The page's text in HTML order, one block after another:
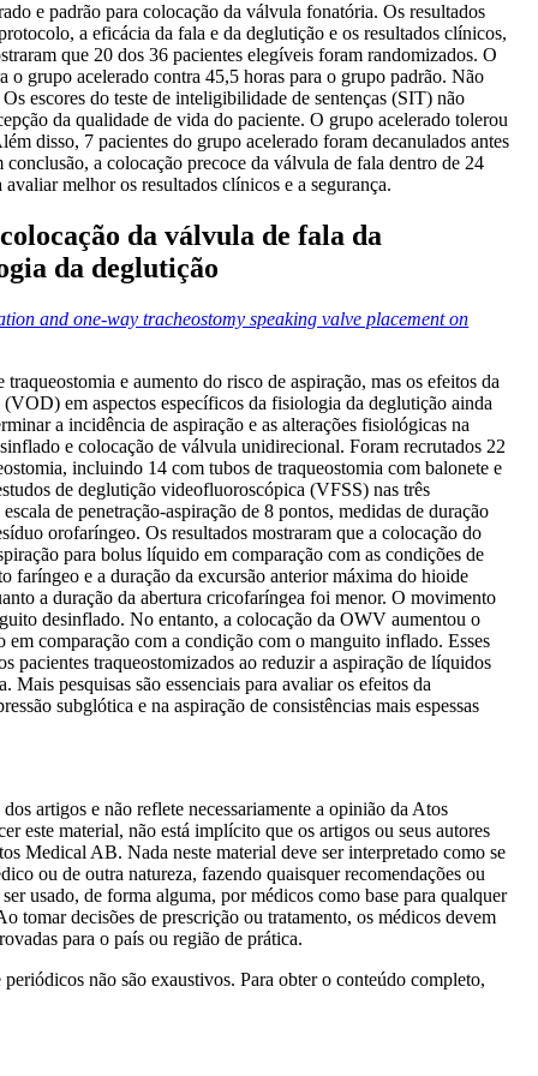
e padrão para colocação da válvula fonatória. Os resultados
a eficácia da fala e da deglutição e os resultados clínicos,
que 20 dos 36 pacientes elegíveis foram randomizados. O
grupo acelerado contra 45,5 horas para o grupo padrão. Não
escores do teste de inteligibilidade de sentenças (SIT) não
da qualidade de vida do paciente. O grupo acelerado tolerou
disso, 7 pacientes do grupo acelerado foram decanulados antes
a colocação precoce da válvula de fala dentro de 24
melhor os resultados clínicos e a segurança.
da válvula de fala da
da deglutição
and one-way tracheostomy speaking valve placement on
e aumento do risco de aspiração, mas os efeitos da
em aspectos específicos da fisiologia da deglutição ainda
a incidência de aspiração e as alterações fisiológicas na
e colocação de válvula unidirecional. Foram recrutados 22
incluindo 14 com tubos de traqueostomia com balonete e
de deglutição videofluoroscópica (VFSS) nas três
de penetração-aspiração de 8 pontos, medidas de duração
orofaríngeo. Os resultados mostraram que a colocação do
para bolus líquido em comparação com as condições de
e a duração da excursão anterior máxima do hioide
a duração da abertura cricofaríngea foi menor. O movimento
desinflado. No entanto, a colocação da OWV aumentou o
comparação com a condição com o manguito inflado. Esses
pacientes traqueostomizados ao reduzir a aspiração de líquidos
pesquisas são essenciais para avaliar os efeitos da
subglótica e na aspiração de consistências mais espessas
artigos e não reflete necessariamente a opinião da Atos
este material, não está implícito que os artigos ou seus autores
Medical AB. Nada neste material deve ser interpretado como se
ou de outra natureza, fazendo quaisquer recomendações ou
usado, de forma alguma, por médicos como base para qualquer
tomar decisões de prescrição ou tratamento, os médicos devem
para o país ou região de prática.
não são exaustivos. Para obter o conteúdo completo,